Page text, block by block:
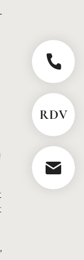
09 81
RDV EN
NOUS